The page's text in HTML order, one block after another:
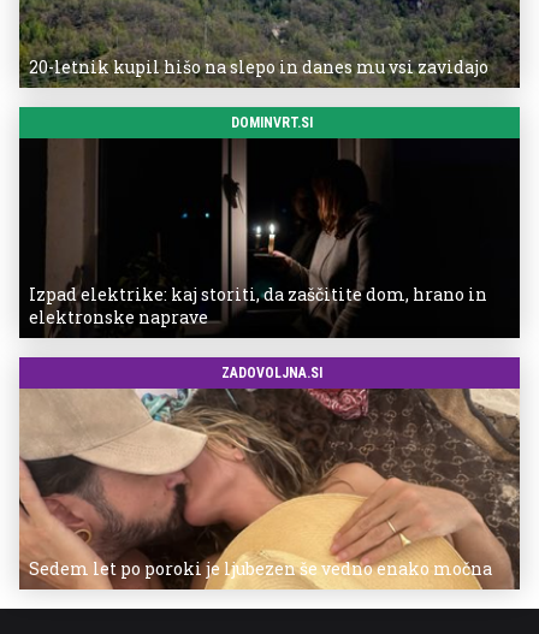
20-letnik kupil hišo na slepo in danes mu vsi zavidajo
DOMINVRT.SI
Izpad elektrike: kaj storiti, da zaščitite dom, hrano in
elektronske naprave
ZADOVOLJNA.SI
Sedem let po poroki je ljubezen še vedno enako močna